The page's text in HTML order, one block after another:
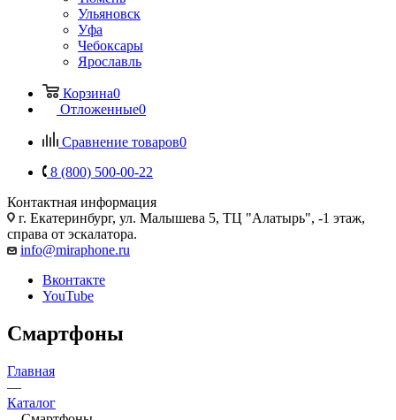
Ульяновск
Уфа
Чебоксары
Ярославль
Корзина0
Отложенные0
Сравнение товаров0
8 (800) 500-00-22
Контактная информация
г. Екатеринбург, ул. Малышева 5, ТЦ "Алатырь", -1 этаж,
справа от эскалатора.
info@miraphone.ru
Вконтакте
YouTube
Смартфоны
Главная
—
Каталог